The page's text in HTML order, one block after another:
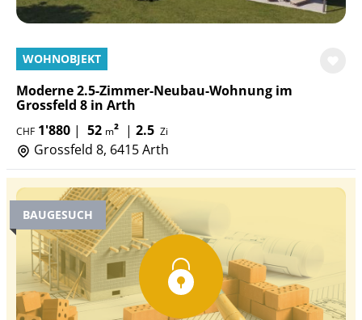
WOHNOBJEKT
Moderne 2.5-Zimmer-Neubau-Wohnung im
Grossfeld 8 in Arth
CHF 1'880 | 52 m² | 2.5 Zi
Grossfeld 8, 6415 Arth
BAUGESUCH